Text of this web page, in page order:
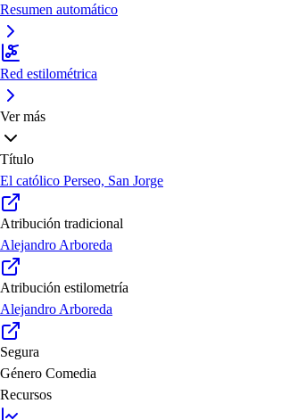
Resumen automático
Red estilométrica
Ver más
Título
El católico Perseo, San Jorge
Atribución tradicional
Alejandro Arboreda
Atribución estilometría
Alejandro Arboreda
Segura
Género Comedia
Recursos